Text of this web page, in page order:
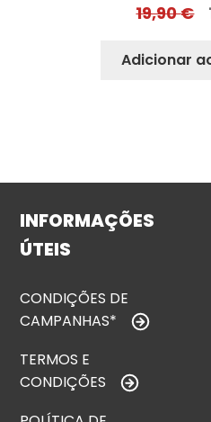
19,90€
Adicionar
INFORMAÇÕES
ÚTEIS
CONDIÇÕES DE
CAMPANHAS*
TERMOS E
CONDIÇÕES